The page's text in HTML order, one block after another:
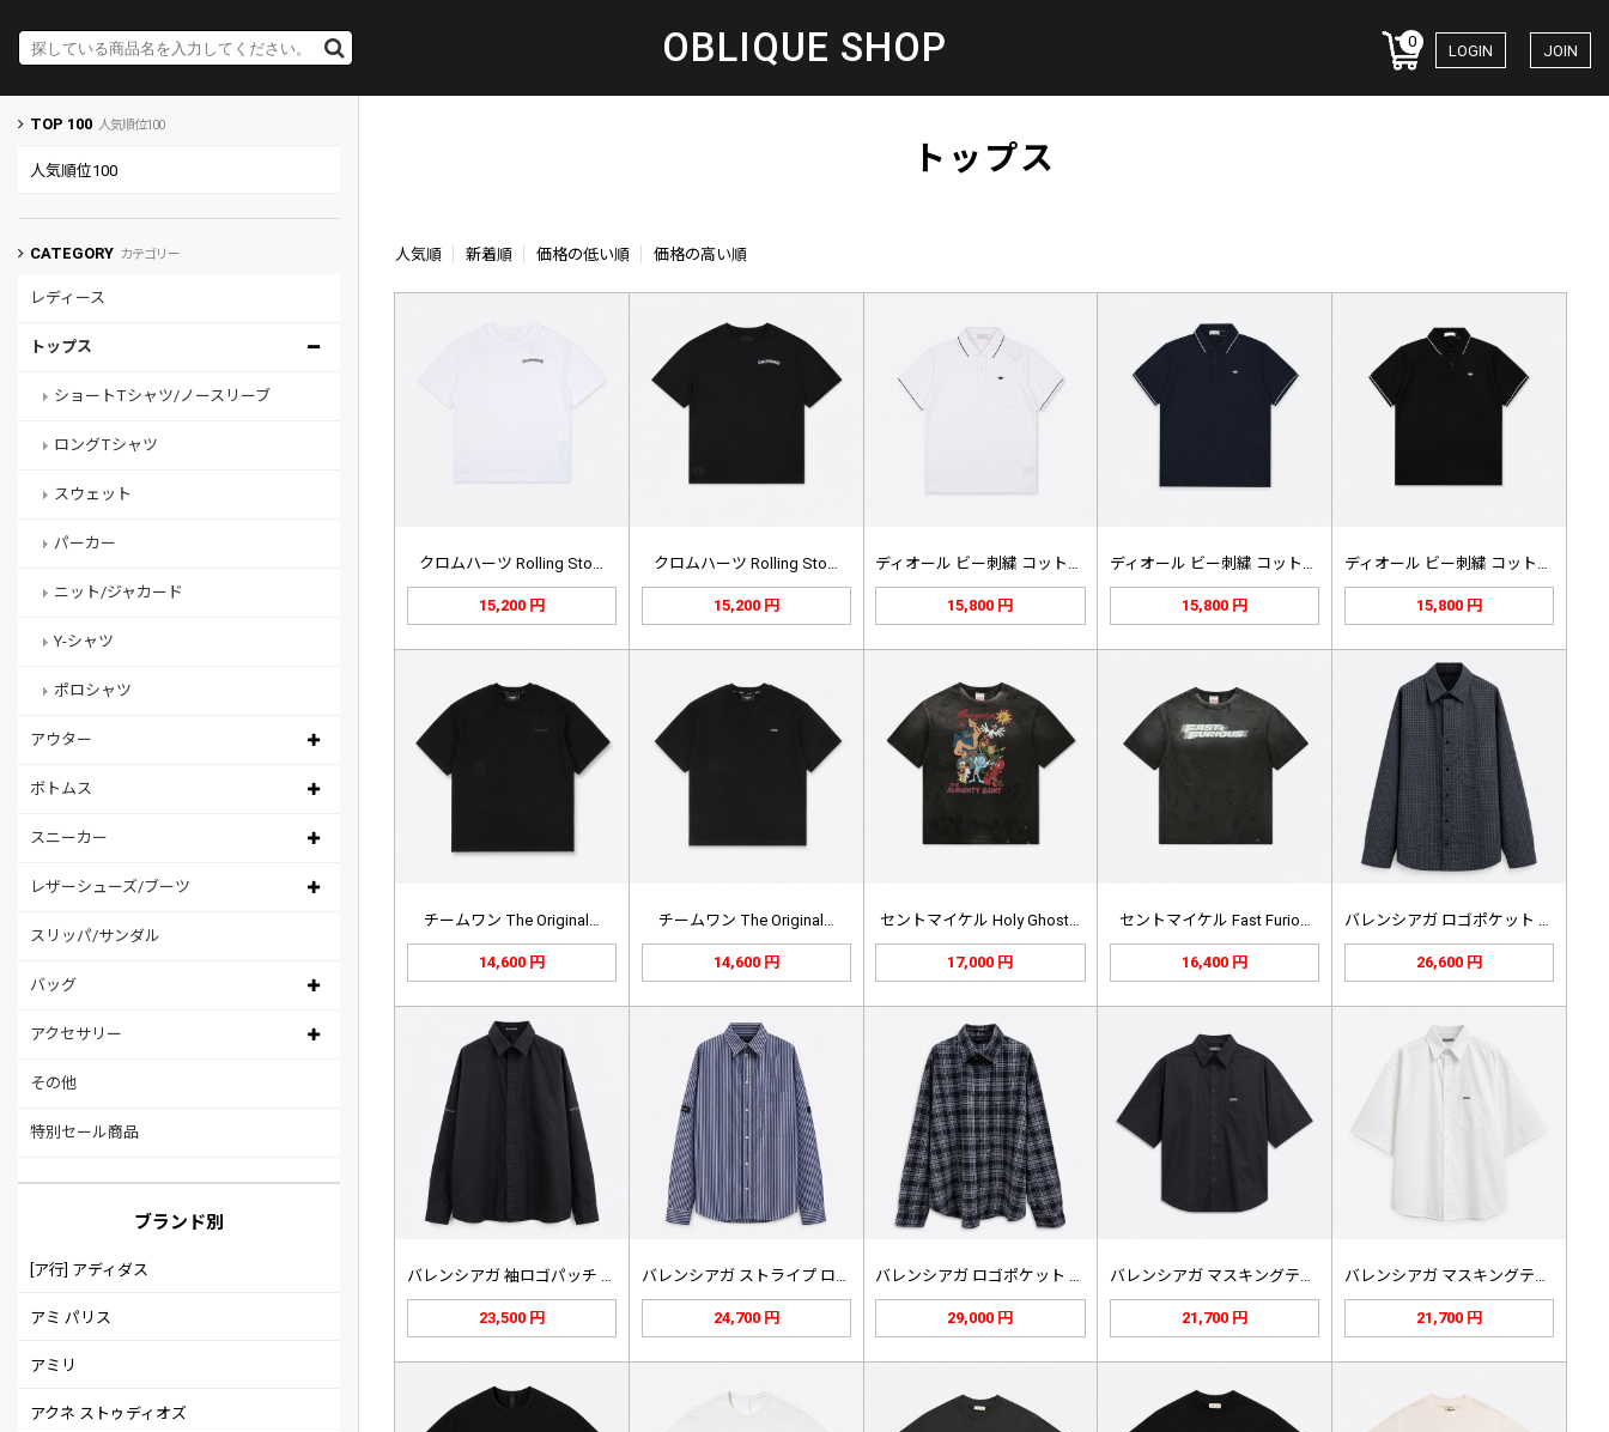
OBLIQUE SHOP 0
LOGIN JOIN
TOP 100 人気順位100
人気順位100
CATEGORY カテゴリー
レディース
トップス
ショートTシャツ/ノースリーブ
ロングTシャツ
スウェット
パーカー
ニット/ジャカード
Y-シャツ
ポロシャツ
アウター
ボトムス
スニーカー
レザーシューズ/ブーツ
スリッパ/サンダル
バッグ
アクセサリー
その他
特別セール商品
ブランド別
[ア行] アディダス
アミ パリス
アミリ
アクネ ストゥディオズ
トップス
人気順 新着順 価格の低い順 価格の高い順
クロムハーツ Rolling Sto…
15,200 円
クロムハーツ Rolling Sto…
15,200 円 15,800 円 15,800 円 15,800 円
チームワン The Original…
14,600 円
チームワン The Original…
14,600 円
セントマイケル Holy Ghost…
17,000 円
セントマイケル Fast Furio…
16,400 円 26,600 円
バレンシアガ 袖ロゴパッチ シャツ …
23,500 円
バレンシアガ ストライプ ロゴパッチ…
24,700 円
バレンシアガ ロゴポケット プライド…
29,000 円
バレンシアガ マスキングテープ 半袖…
21,700 円
バレンシアガ マスキングテープ 半袖…
21,700 円